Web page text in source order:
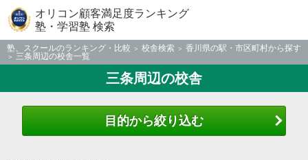
オリコン顧客満足度ランキング
塾・学習塾 検索
塾、スクールのランキング・比較 校舎検索
香川県の駅・市区町村から探す
三条周辺の校舎一覧
三条周辺の校舎
目的から絞り込む